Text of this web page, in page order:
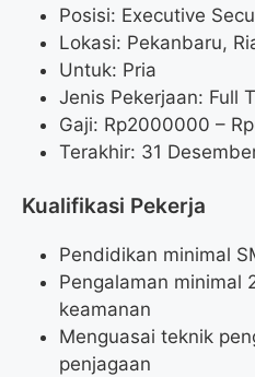
Posisi: Executive
Lokasi: Pekanbaru,
Untuk: Pria
Jenis Pekerjaan: Full
Gaji: Rp2000000 – Rp
Terakhir: 31
Kualifikasi Pekerja
Pendidikan minimal
Pengalaman minimal
keamanan
Menguasai teknik
penjagaan